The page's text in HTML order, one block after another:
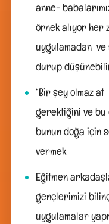
anne-
örnek alıyor her
uygulamadan ve
durup
“Bir şey olmaz at
gerektiğini ve bu
bunun doğa için
vermek
Eğitmen
gençlerimizi
uygulamalar